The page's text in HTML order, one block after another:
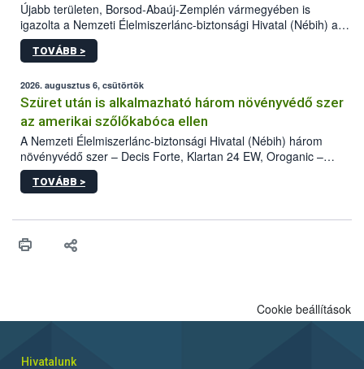
Újabb területen, Borsod-Abaúj-Zemplén vármegyében is
igazolta a Nemzeti Élelmiszerlánc-biztonsági Hivatal (Nébih) a
kőrisrontó karcsúdíszbogár (Agrilus planipennis) jelenlétét. A
kártevőt nem csak színcsapdában találták meg, de már fertőzött
az intenzív felderítést, emellett az intézkedéseket a szlovák
hatósággal is összehangolják a terjedés megállítása érdekében.
TOVÁBB >
2026. augusztus 6, csütörtök
Szüret után is alkalmazható három növényvédő szer
az amerikai szőlőkabóca ellen
A Nemzeti Élelmiszerlánc-biztonsági Hivatal (Nébih) három
növényvédő szer – Decis Forte, Klartan 24 EW, Oroganic –
engedélyokiratát módosította, így azok a szüretet követően,
egészen a vesszőérettség (BBCH 91) stádiumáig
érésű szőlőkben is legyen lehetőség a károsító elleni további
felhasználók számára is elérhető és ökológiai termesztésben is
TOVÁBB >
Cookie beállítások
Hivatalunk